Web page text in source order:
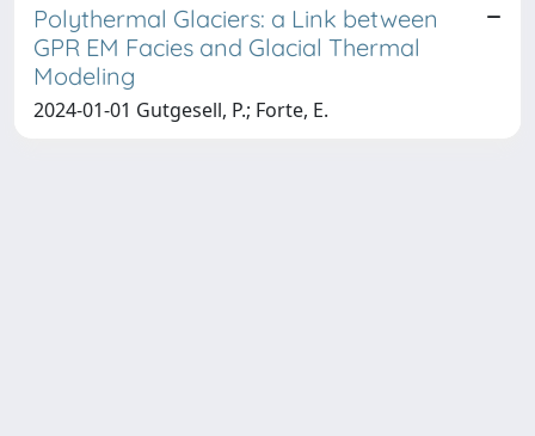
Polythermal Glaciers: a Link between
GPR EM Facies and Glacial Thermal
Modeling
2024-01-01 Gutgesell, P.; Forte, E.